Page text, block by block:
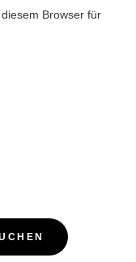
Browser für